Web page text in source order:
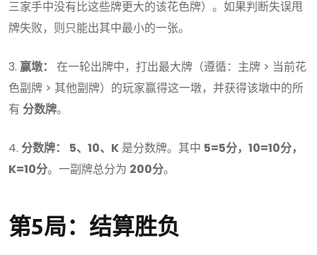
三家手中没有比这些牌更大的该花色牌）。如果判断失误甩
牌失败，则只能出其中最小的一张。
3. 赢墩：
在一轮出牌中，打出最大牌（遵循：主牌 > 当前花
色副牌 > 其他副牌）的玩家赢得这一墩，并获得该墩中的所
有 分数牌。
4. 分数牌： 5、10、K是分数牌。其中 5=5分，10=10分，
K=10分。一副牌总分为 200分。
第5局：结算胜负